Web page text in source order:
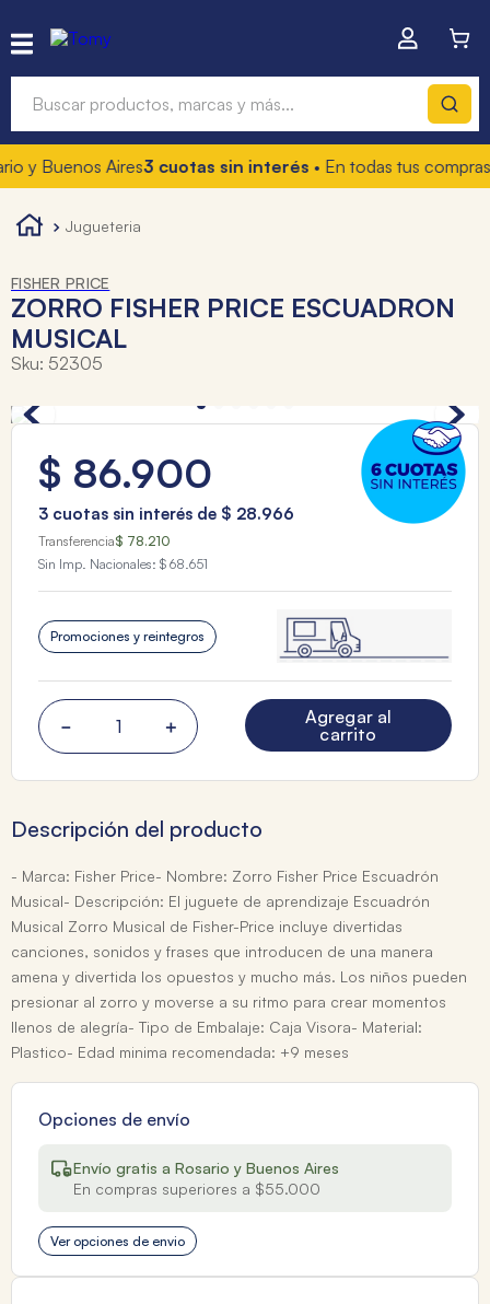
y Buenos Aires3 cuotas sin interés• En todas tus compras
jugueteria
FISHER PRICE
ZORRO FISHER PRICE ESCUADRON
MUSICAL
Sku: 52305
$ 86.900
3 cuotas sin interés de $ 28.966
Transferencia$ 78.210
Sin Imp. Nacionales: $ 68.651
Promociones y reintegros
＋
－
Agregar al
carrito
Descripción del producto
- Marca: Fisher Price- Nombre: Zorro Fisher Price Escuadrón
Musical- Descripción: El juguete de aprendizaje Escuadrón
Musical Zorro Musical de Fisher-Price incluye divertidas
canciones, sonidos y frases que introducen de una manera
amena y divertida los opuestos y mucho más. Los niños pueden
presionar al zorro y moverse a su ritmo para crear momentos
llenos de alegría- Tipo de Embalaje: Caja Visora- Material:
Plastico- Edad minima recomendada: +9 meses
Opciones de envío
Envío gratis a Rosario y Buenos Aires
En compras superiores a $55.000
Ver opciones de envio
Términos más buscados
1.
hot wheels
3.
toy story
4
marcadores